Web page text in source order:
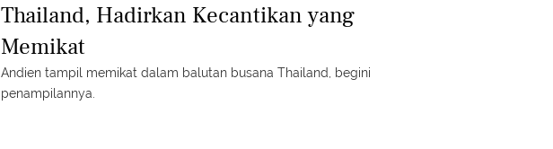
Thailand, Hadirkan Kecantikan yang
Memikat
Andien tampil memikat dalam balutan busana Thailand, begini
penampilannya.